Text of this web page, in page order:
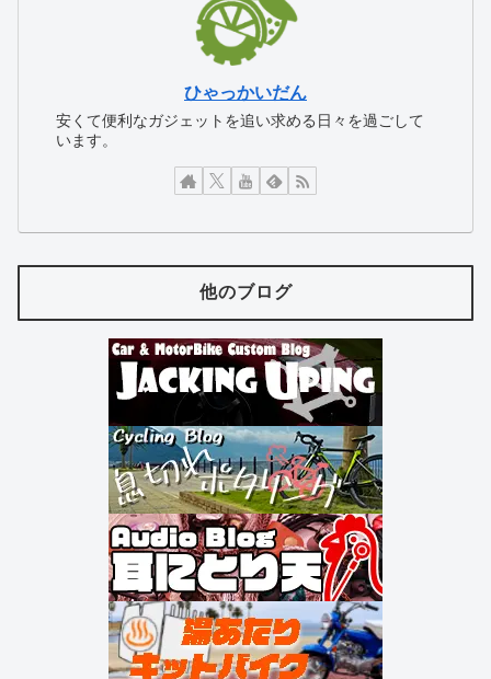
ひゃっかいだん
安くて便利なガジェットを追い求める日々を過ごして
います。
他のブログ